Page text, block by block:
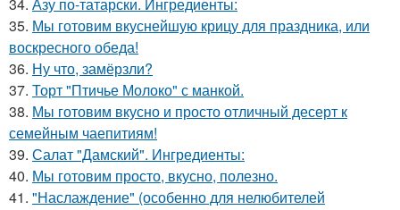
35. Мы готовим вкуснейшую крицу для праздника, или
воскресного обеда!
36. Ну что, замёрзли?
37. Торт "Птичье Молоко" с манкой.
38. Мы готовим вкусно и просто отличный десерт к
семейным чаепитиям!
39. Салат "Дамский". Ингредиенты:
40. Мы готовим просто, вкусно, полезно.
41. "Наслаждение" (особенно для нелюбителей